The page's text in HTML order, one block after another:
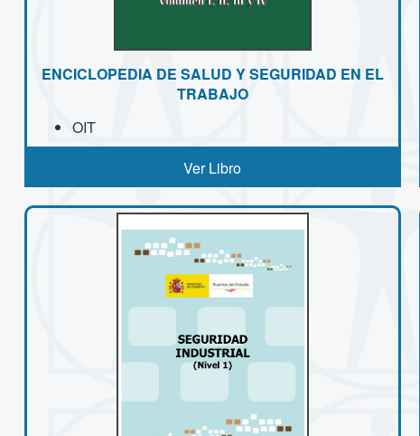
ENCICLOPEDIA DE SALUD Y SEGURIDAD EN EL
TRABAJO
OIT
Ver Libro